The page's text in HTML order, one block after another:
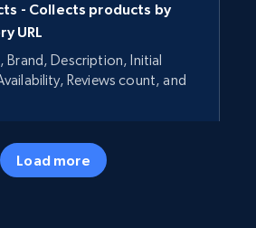
- Collects products by
URL
Brand, Description, Initial
Reviews count, and
5.7K+
Load more